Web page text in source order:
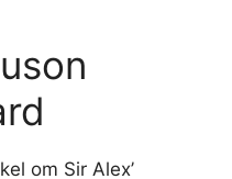
om Sir Alex’